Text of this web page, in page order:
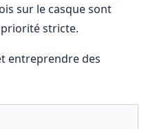
sur le casque sont
stricte.
entreprendre des